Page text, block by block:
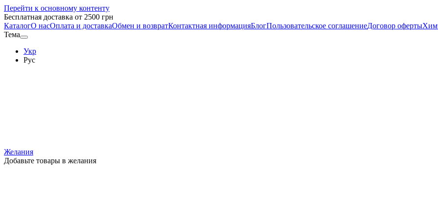
Перейти к основному контенту
Бесплатная доставка от 2500 грн
КаталогО насОплата и доставкаОбмен и возвратКонтактная информацияБлогПользовательское соглашениеДоговор оферты
Тема
Укр
Рус
Желания
Добавьте товары в желания